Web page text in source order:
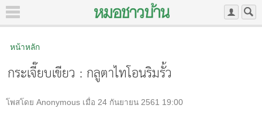
หน้าหลัก
กระเจี๊ยบเขียว : กลูตาไทโอนริมรั้ว
โพสโดย Anonymous เมื่อ 24 กันยายน 2561 19:00